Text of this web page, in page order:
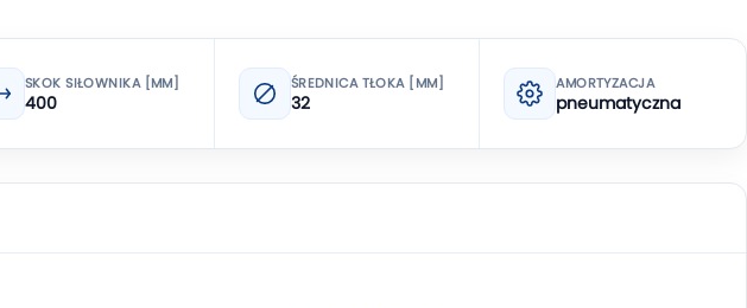
SKOK SIŁOWNIKA [MM]
400
ŚREDNICA TŁOKA [MM]
32
AMORTYZACJA
pneumatyczna